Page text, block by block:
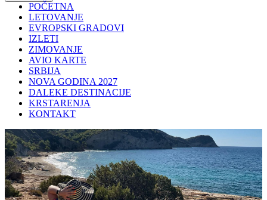
POČETNA
LETOVANJE
EVROPSKI GRADOVI
IZLETI
ZIMOVANJE
AVIO KARTE
SRBIJA
NOVA GODINA 2027
DALEKE DESTINACIJE
KRSTARENJA
KONTAKT